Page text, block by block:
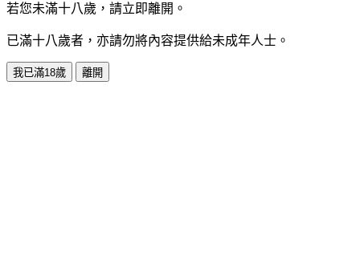
若您未滿十八歲，請立即離開。
已滿十八歲者，亦請勿將內容提供給未成年人士。
我已滿18歲 離開